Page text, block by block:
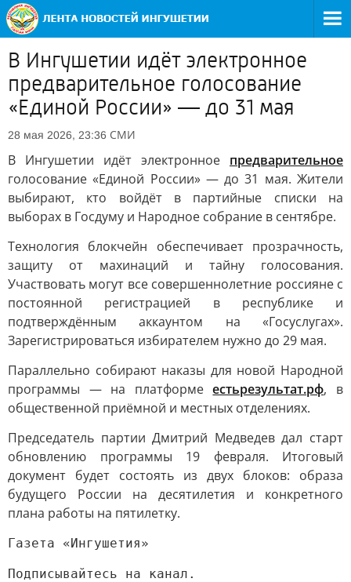
В Ингушетии идёт электронное
предварительное голосование
«Единой России» — до 31 мая
28 мая 2026, 23:36 СМИ
В Ингушетии идёт электронное предварительное
голосование «Единой России» — до 31 мая. Жители
выбирают, кто войдёт в партийные списки на
выборах в Госдуму и Народное собрание в сентябре.
Технология блокчейн обеспечивает прозрачность,
защиту от махинаций и тайну голосования.
Участвовать могут все совершеннолетние россияне с
постоянной регистрацией в республике и
подтверждённым аккаунтом на «Госуслугах».
Зарегистрироваться избирателем нужно до 29 мая.
Параллельно собирают наказы для новой Народной
программы — на платформеестьрезультат.рф, в
общественной приёмной и местных отделениях.
Председатель партии Дмитрий Медведев дал старт
обновлению программы 19 февраля. Итоговый
документ будет состоять из двух блоков: образа
будущего России на десятилетия и конкретного
плана работы на пятилетку.
Газета «Ингушетия»
Подписывайтесь на канал.